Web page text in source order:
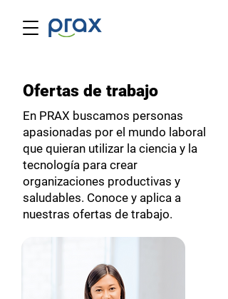
Ofertas de trabajo
En PRAX buscamos personas
apasionadas por el mundo laboral
que quieran utilizar la ciencia y la
tecnología para crear
organizaciones productivas y
saludables. Conoce y aplica a
nuestras ofertas de trabajo.